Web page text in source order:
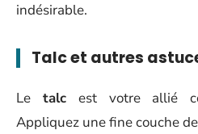
indésirable.
Talc et autres
Le talcest votre allié
Appliquez une fine couche